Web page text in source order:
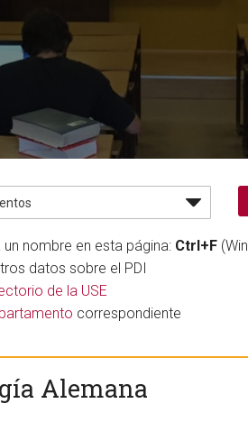
un nombre en esta página: Ctrl+F
datos sobre el PDI
de la USE
correspondiente
Alemana